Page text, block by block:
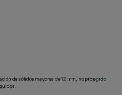
de sólidos mayores de 12 mm, no protegido